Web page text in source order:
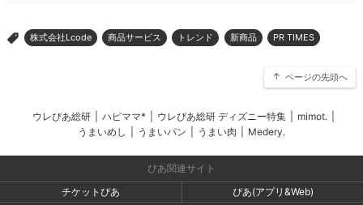
> 株式会社Lcode 商品サービス トレンド 新商品 PR TIMES
ページの先頭へ
ウレぴあ総研 ハピママ* ウレぴあ総研 ディズニー特集 mimot.
うまいめし
うまいパン うまい肉 Medery.
ぴあ関連サイト
チケットぴあ
ぴあ(アプリ&Web)